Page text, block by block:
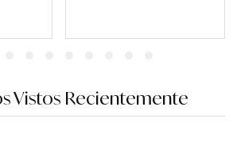
Vistos Recientemente